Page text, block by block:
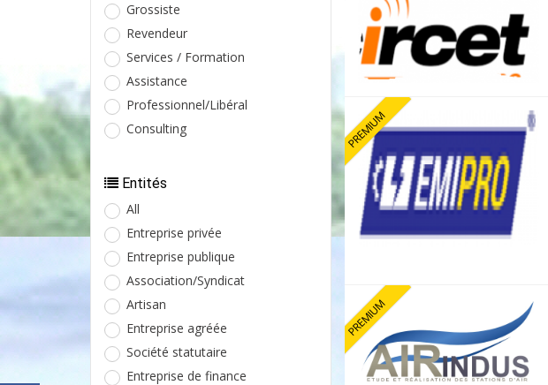
Grossiste
Revendeur
Services / Formation
Assistance
Professionnel/Libéral
Consulting
Entités
All
Entreprise privée
Entreprise publique
Association/Syndicat
Artisan
Entreprise agréée
Société statutaire
Entreprise de finance
PREMIUM
PREMIUM